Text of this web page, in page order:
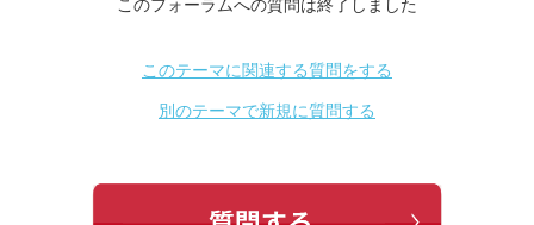
このフォーラムへの質問は終了しました
このテーマに関連する質問をする
別のテーマで新規に質問する